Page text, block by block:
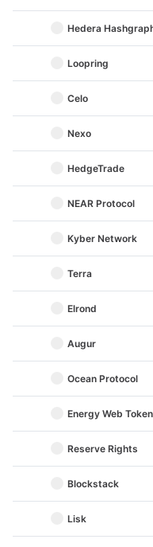
Hedera
Loopring
Celo
Nexo
HedgeTrade
NEAR Protocol
Kyber Network
Terra
Elrond
Augur
Ocean Protocol
Energy Web Token
Reserve Rights
Blockstack
Lisk